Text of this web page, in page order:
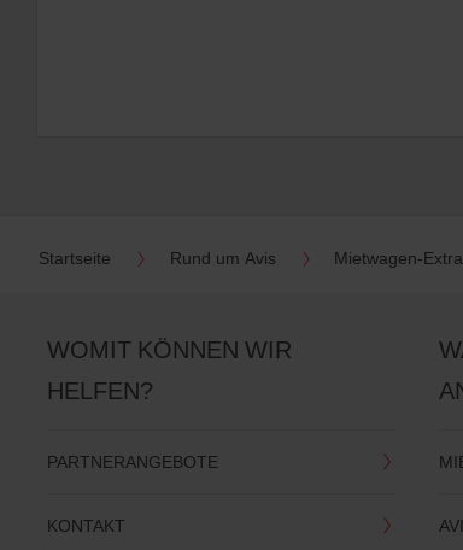
Startseite Rund um Avis Mietwagen-
WOMIT KÖNNEN WIR
HELFEN?
PARTNERANGEBOTE
KONTAKT